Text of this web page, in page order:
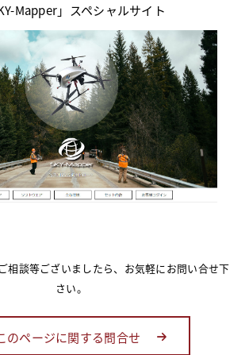
Mapper」スペシャルサイト
相談等ございましたら、お気軽にお問い合せ下
さい。
のページに関する問合せ